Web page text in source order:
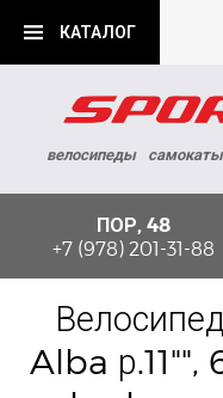
КАТАЛОГ
велосипеды самокаты
ПОР, 48
+7 (978) 201-31-88
Alba р.11"",